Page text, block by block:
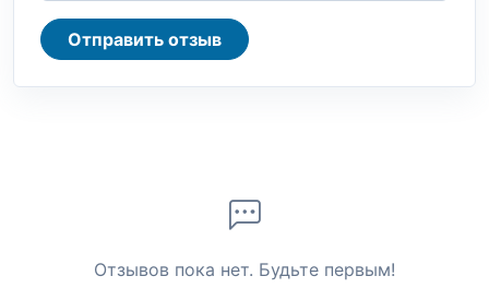
Отправить отзыв
Отзывов пока нет. Будьте первым!